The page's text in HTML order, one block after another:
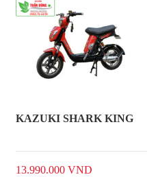
HITASA S-168
11.990.000 VND